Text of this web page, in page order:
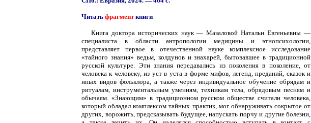
Читать фрагменткниги
Книга доктора исторических наук — Мазаловой Натальи Евгеньевны —
специалиста в области антропологии медицины и этнопсихологии,
представляет первое в отечественной науке комплексное исследование
«тайного знания» ведьм, колдунов и знахарей, бытовавшее в традиционной
русской культуре. Эти знания передавались из поколения в поколение, от
человека к человеку, из уст в уста в форме мифов, легенд, преданий, сказок и
иных видов фольклора, а также через индивидуальное обучение обрядам и
ритуалам, инструментальным умениям, техникам тела, обрядовым песням и
обычаям. «Знающим» в традиционном русском обществе считали человека,
который обладал комплексом тайных практик, мог обнаруживать сокрытое от
других, ворожить, предсказывать будущее, напускать порчу и другие болезни,